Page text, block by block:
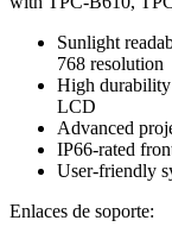
Sunlight
768 resolution
High
LCD
Advanced
IP66-rated
User-friendly
Enlaces de soporte: